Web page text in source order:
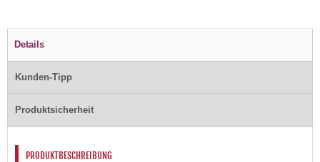
Details
Kunden-Tipp
Produktsicherheit
PRODUKTBESCHREIBUNG